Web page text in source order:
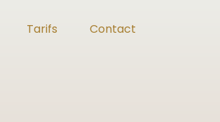
Tarifs Contact